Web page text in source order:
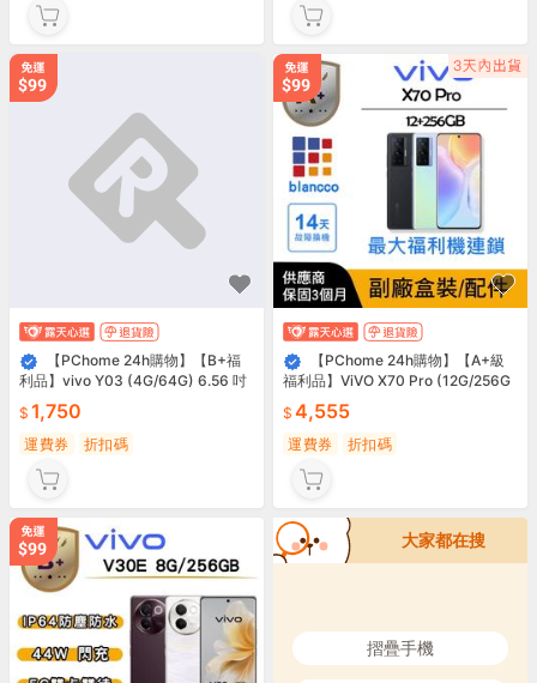
【PChome 24h購物】【B+福
利品】vivo Y03 (4G/64G) 6.56 吋
1,750
運費券 折扣碼
【PChome 24h購物】【A+級
福利品】ViVO X70 Pro (12G/256G
4,555
運費券 折扣碼
大家都在搜
摺疊手機